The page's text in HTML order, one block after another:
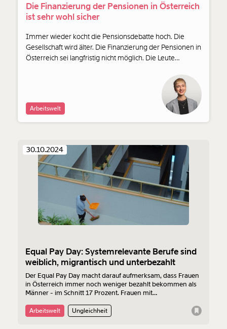
Die Finanzierung der Pensionen in Österreich
ist sehr wohl sicher
Immer wieder kocht die Pensionsdebatte hoch. Die
Gesellschaft wird älter. Die Finanzierung der Pensionen in
Österreich sei langfristig nicht möglich. Die Leute
das wieder in der Kronen Zeitung. Doch die Zahlen sind
Arbeitswelt
30.10.2024
Equal Pay Day: Systemrelevante Berufe sind
weiblich, migrantisch und unterbezahlt
Der Equal Pay Day macht darauf aufmerksam, dass Frauen
in Österreich immer noch weniger bezahlt bekommen als
Männer - im Schnitt 17 Prozent. Frauen mit
Frauen - oft mit Migrationshintergrund - unser System am
Laufen.
Arbeitswelt Ungleichheit